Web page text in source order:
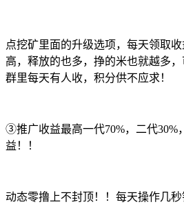
点挖矿里面的升级选项，每天领取
高，释放的也多，挣的米也就越多，
群里每天有人收，积分供不应求！
③推广收益最高一代70%，二代30%
益！！
动态零撸上不封顶！！每天操作几秒